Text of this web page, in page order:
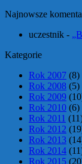
Najnowsze
uczestnik -
Kategorie
Rok 2007 (8)
Rok 2008 (5)
Rok 2009
Rok 2010 (6)
Rok 2011
Rok 2012
Rok 2013
Rok 2014
Rok 2015